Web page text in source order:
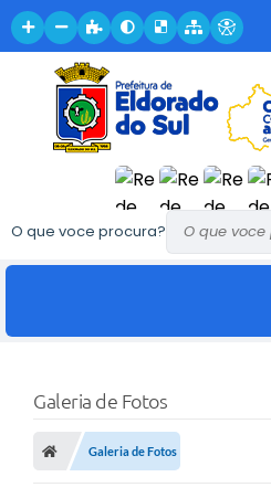
O que voce procura?
Galeria de Fotos
Galeria de Fotos